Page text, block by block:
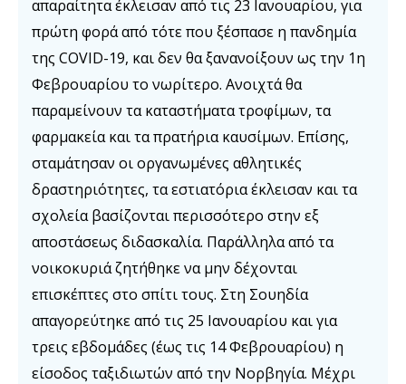
απαραίτητα έκλεισαν από τις 23 Ιανουαρίου, για
πρώτη φορά από τότε που ξέσπασε η πανδημία
της COVID-19, και δεν θα ξανανοίξουν ως την 1η
Φεβρουαρίου το νωρίτερο. Ανοιχτά θα
παραμείνουν τα καταστήματα τροφίμων, τα
φαρμακεία και τα πρατήρια καυσίμων. Επίσης,
σταμάτησαν οι οργανωμένες αθλητικές
δραστηριότητες, τα εστιατόρια έκλεισαν και τα
σχολεία βασίζονται περισσότερο στην εξ
αποστάσεως διδασκαλία. Παράλληλα από τα
νοικοκυριά ζητήθηκε να μην δέχονται
επισκέπτες στο σπίτι τους. Στη Σουηδία
απαγορεύτηκε από τις 25 Ιανουαρίου και για
τρεις εβδομάδες (έως τις 14 Φεβρουαρίου) η
είσοδος ταξιδιωτών από την Νορβηγία. Μέχρι